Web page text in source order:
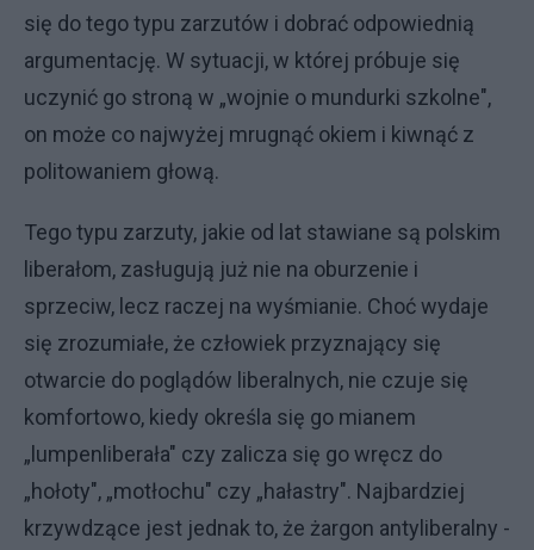
się do tego typu zarzutów i dobrać odpowiednią
argumentację. W sytuacji, w której próbuje się
uczynić go stroną w „wojnie o mundurki szkolne",
on może co najwyżej mrugnąć okiem i kiwnąć z
politowaniem głową.
Tego typu zarzuty, jakie od lat stawiane są polskim
liberałom, zasługują już nie na oburzenie i
sprzeciw, lecz raczej na wyśmianie. Choć wydaje
się zrozumiałe, że człowiek przyznający się
otwarcie do poglądów liberalnych, nie czuje się
komfortowo, kiedy określa się go mianem
„lumpenliberała" czy zalicza się go wręcz do
„hołoty", „motłochu" czy „hałastry". Najbardziej
krzywdzące jest jednak to, że żargon antyliberalny -